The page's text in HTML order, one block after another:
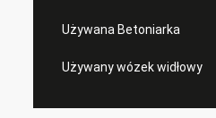
Używana Betoniarka
Używany wózek widłowy